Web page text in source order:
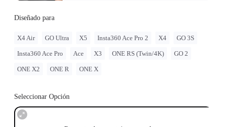
Diseñado para
X4 Air GO Ultra X5 Insta360 Ace Pro 2 X4 GO 3S
Insta360 Ace Pro Ace X3 ONE RS (Twin/4K) GO 2
ONE X2 ONE R ONE X
Seleccionar Opción